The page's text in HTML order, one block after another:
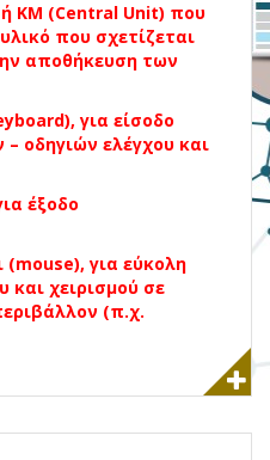
ΚΜ (Central Unit) που
που σχετίζεται
αποθήκευση των
για είσοδο
οδηγιών ελέγχου και
έξοδο
(mouse), για εύκολη
και χειρισμού σε
(π.χ.